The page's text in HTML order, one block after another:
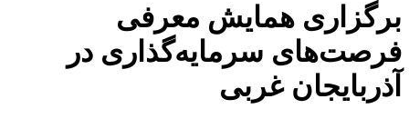
برگزاری همایش معرفی
فرصت‌های سرمایه‌گذاری در
آذربایجان غربی